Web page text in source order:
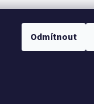
Odmítnout